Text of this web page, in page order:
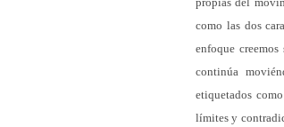
como las dos
enfoque
continúa
etiquetados
límites y